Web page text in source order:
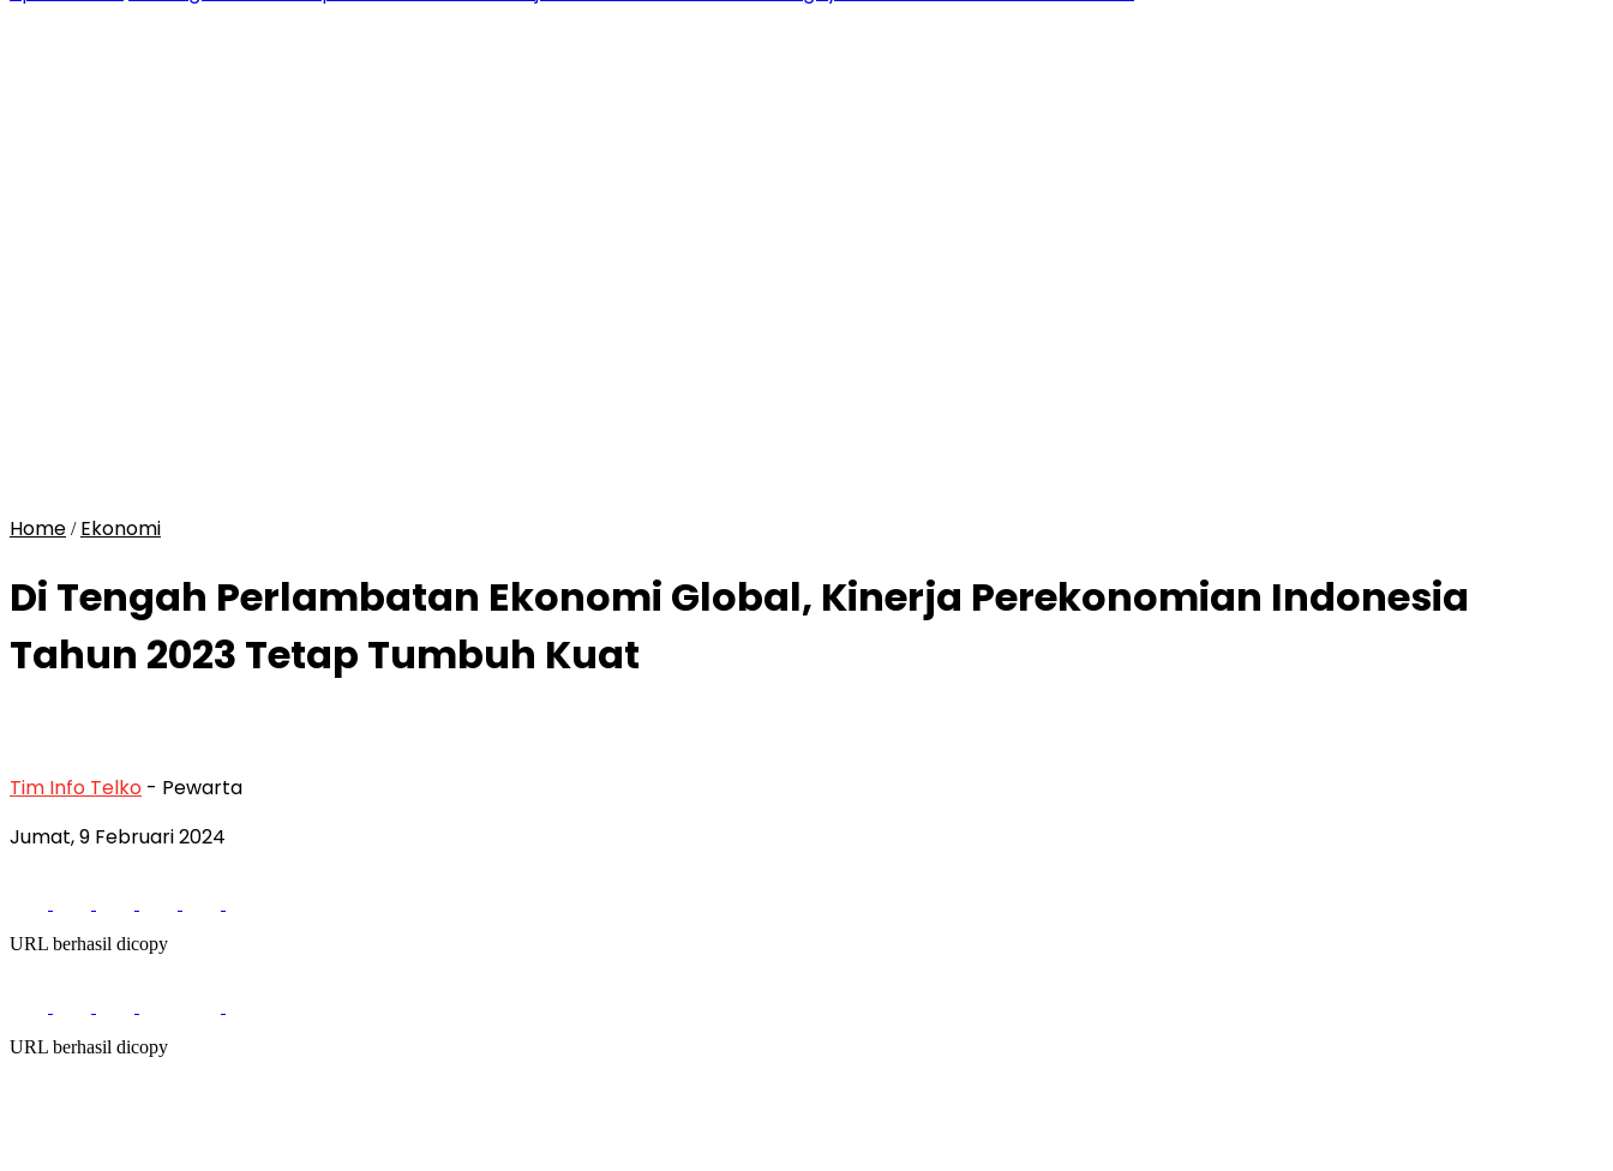
Home / Ekonomi
Di Tengah Perlambatan Ekonomi Global, Kinerja Perekonomian Indonesia
Tahun 2023 Tetap Tumbuh Kuat
Tim Info Telko - Pewarta
Jumat, 9 Februari 2024
URL berhasil dicopy
URL berhasil dicopy